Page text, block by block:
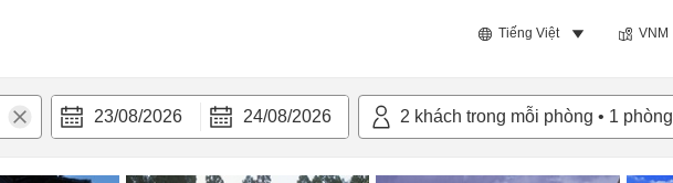
Tiếng Việt VNM
23/08/2026 24/08/2026 2 khách trong mỗi phòng • 1 phòng
nghi